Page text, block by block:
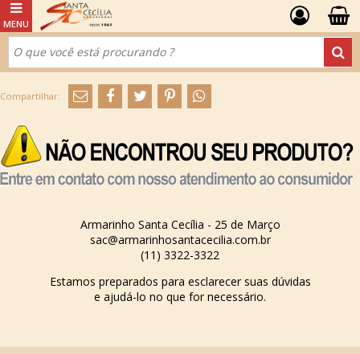
Armarinho Santa Cecília - 25 de Março
sac@armarinhosantacecilia.com.br
(11) 3322-3322
Estamos preparados para esclarecer suas dúvidas
e ajudá-lo no que for necessário.